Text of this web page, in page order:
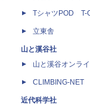
TシャツPOD T-
立東舎
山と溪谷社
山と溪谷オンラ
CLIMBING-NET
近代科学社